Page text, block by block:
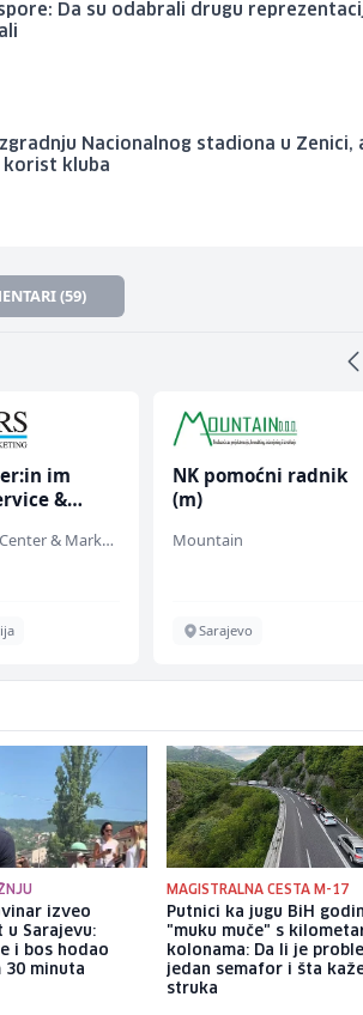
Da su odabrali drugu
Nacionalnog stadiona u Zenici,
korist kluba
(59)
radnik
Home Office
Kundenberater
TELUS Digital
Sarajevo
izveo
u Sarajevu:
i bos hodao
30 minuta
MAGISTRALNA CESTA M-17
Putnici ka jugu BiH
"muku muče" s
kolonama: Da li je
jedan semafor i šta
struka